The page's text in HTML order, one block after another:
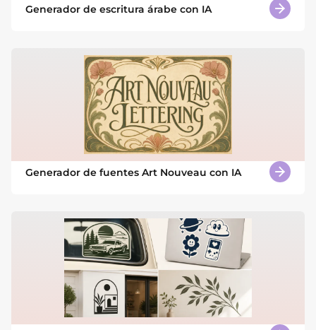
Generador de escritura árabe con IA
Generador de fuentes Art Nouveau con IA